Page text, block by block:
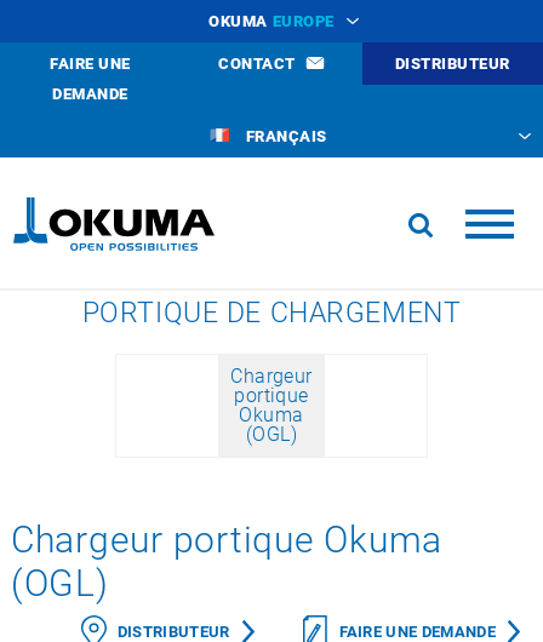
OKUMA EUROPE
FAIRE UNE
DEMANDE
CONTACT DISTRIBUTEUR
FRANÇAIS
PORTIQUE DE CHARGEMENT
Chargeur
portique
Okuma
(OGL)
Chargeur portique Okuma
(OGL)
DISTRIBUTEUR FAIRE UNE DEMANDE